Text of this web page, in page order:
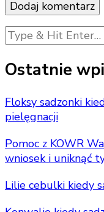
Looking
for
Something?
Ostatnie
Floksy sadzonki
pielęgnacji
Pomoc z KOWR
wniosek i uniknąć
Lilie cebulki kiedy